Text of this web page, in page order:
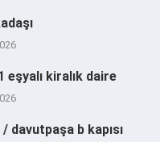
eşyalı kiralık daire
davutpaşa b kapısı